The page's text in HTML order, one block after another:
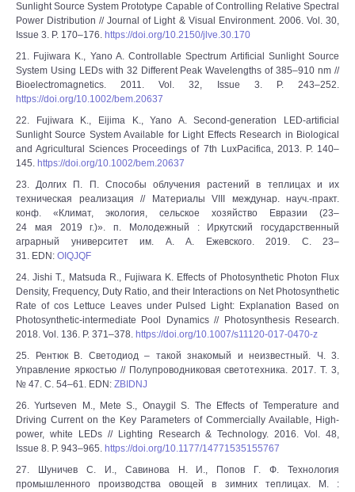
Sunlight Source System Prototype Capable of Controlling Relative Spectral
Power Distribution // Journal of Light & Visual Environment. 2006. Vol. 30,
Issue 3. P. 170–176. https://doi.org/10.2150/jlve.30.170
21. Fujiwara K., Yano A. Controllable Spectrum Artificial Sunlight Source
System Using LEDs with 32 Different Peak Wavelengths of 385–910 nm //
Bioelectromagnetics. 2011. Vol. 32, Issue 3. P. 243–252.
https://doi.org/10.1002/bem.20637
22. Fujiwara K., Eijima K., Yano A. Second-generation LED-artificial
Sunlight Source System Available for Light Effects Research in Biological
and Agricultural Sciences Proceedings of 7th LuxPacifica, 2013. P. 140–
145. https://doi.org/10.1002/bem.20637
23. Долгих П. П. Способы облучения растений в теплицах и их
техническая реализация // Материалы VIII междунар. науч.-практ.
конф. «Климат, экология, сельское хозяйство Евразии (23‒
24 мая 2019 г.)». п. Молодежный : Иркутский государственный
аграрный университет им. А. А. Ежевского. 2019. С. 23–
31. EDN: OIQJQF
24. Jishi T., Matsuda R., Fujiwara K. Effects of Photosynthetic Photon Flux
Density, Frequency, Duty Ratio, and their Interactions on Net Photosynthetic
Rate of cos Lettuce Leaves under Pulsed Light: Explanation Based on
Photosynthetic-intermediate Pool Dynamics // Photosynthesis Research.
2018. Vol. 136. P. 371–378. https://doi.org/10.1007/s11120-017-0470-z
25. Рентюк В. Светодиод – такой знакомый и неизвестный. Ч. 3.
Управление яркостью // Полупроводниковая светотехника. 2017. Т. 3,
№ 47. С. 54–61. EDN: ZBIDNJ
26. Yurtseven M., Mete S., Onaygil S. The Effects of Temperature and
Driving Current on the Key Parameters of Commercially Available, High-
power, white LEDs // Lighting Research & Technology. 2016. Vol. 48,
Issue 8. P. 943–965. https://doi.org/10.1177/14771535155767
27. Шуничев С. И., Савинова Н. И., Попов Г. Ф. Технология
промышленного производства овощей в зимних теплицах. М. :